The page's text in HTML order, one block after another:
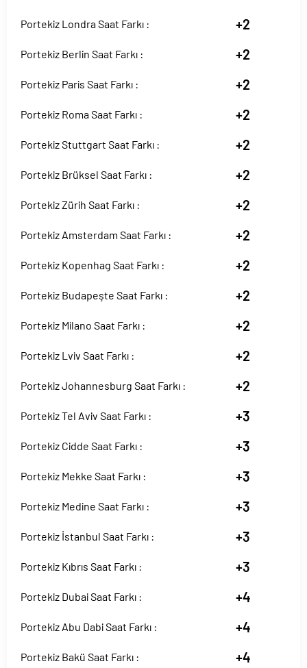
Portekiz Londra Saat Farkı : +2
Portekiz Berlin Saat Farkı : +2
Portekiz Paris Saat Farkı : +2
Portekiz Roma Saat Farkı : +2
Portekiz Stuttgart Saat Farkı : +2
Portekiz Brüksel Saat Farkı : +2
Portekiz Zürih Saat Farkı : +2
Portekiz Amsterdam Saat Farkı : +2
Portekiz Kopenhag Saat Farkı : +2
Portekiz Budapeşte Saat Farkı : +2
Portekiz Milano Saat Farkı : +2
Portekiz Lviv Saat Farkı : +2
Portekiz Johannesburg Saat Farkı : +2
Portekiz Tel Aviv Saat Farkı : +3
Portekiz Cidde Saat Farkı : +3
Portekiz Mekke Saat Farkı : +3
Portekiz Medine Saat Farkı : +3
Portekiz İstanbul Saat Farkı : +3
Portekiz Kıbrıs Saat Farkı : +3
Portekiz Dubai Saat Farkı : +4
Portekiz Abu Dabi Saat Farkı : +4
Portekiz Bakü Saat Farkı : +4